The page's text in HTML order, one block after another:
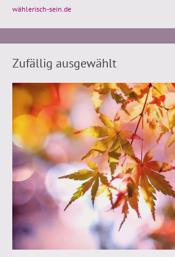
wählerisch-sein.de
Zufällig ausgewählt